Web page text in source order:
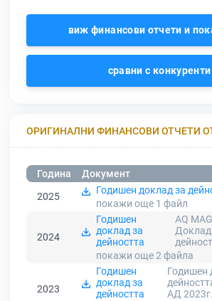
виж финансови отчети и
сравни с конкуренти
ОРИГИНАЛНИ ФИНАНСОВИ ОТЧЕТИ
Година
Документ
2025
Годишен доклад за
покажи още 1 файл
2024
Годишен
доклад за
дейността
AQ
Доклад
покажи още 2файла
2023
Годишен
доклад за
дейността
Годишен
АД